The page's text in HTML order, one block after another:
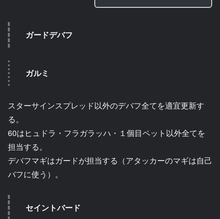
ガードデバフ
ガルミ
スターサインスプレッド以外のデバフ全てを適宜更新す
る。
60はヒュドラ・フラガラッハ・１個目ペット以外全てを
担当する。
デバフマギはガードが担当する（アタッカーのマギは自己
バフに使う）。
セイントバード